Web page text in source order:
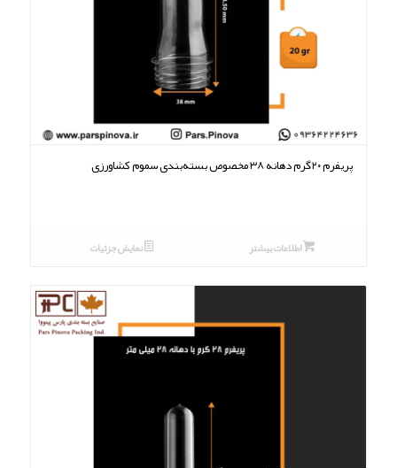
پریفرم ۲۰گرم دهانه ۳۸ مخصوص بسته‌بندی سموم کشاورزی
اطلاعات بیشتر نمایش جزئیات